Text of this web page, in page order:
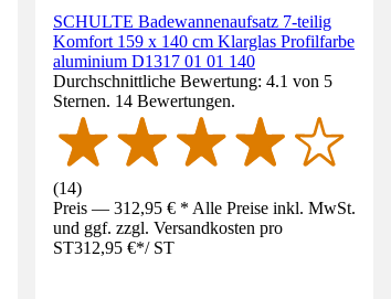
SCHULTE Badewannenaufsatz 7-teilig
Komfort 159 x 140 cm Klarglas Profilfarbe
aluminium D1317 01 01 140
Durchschnittliche Bewertung: 4.1 von 5
Sternen. 14 Bewertungen.
(14)
Preis — 312,95 € * Alle Preise inkl. MwSt.
und ggf. zzgl. Versandkosten pro
ST312,95 €*/ ST